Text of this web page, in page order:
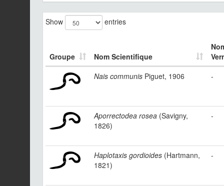
Show entries
Groupe Nom Scientifique
Nais communis Piguet, 1906 -
Aporrectodea rosea (Savigny,
1826)
-
Haplotaxis gordioides (Hartmann,
1821)
-